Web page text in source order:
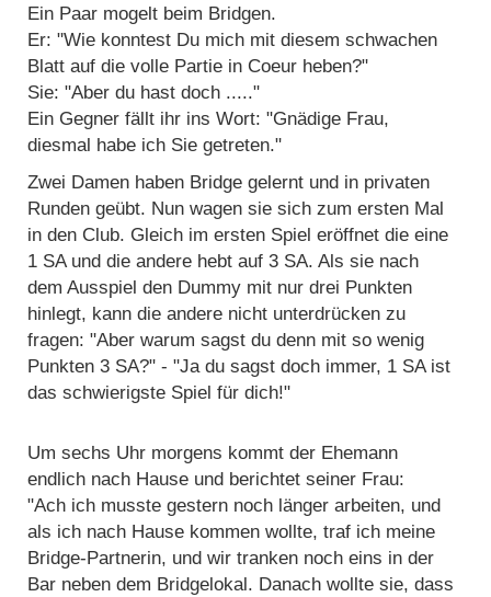
Ein Paar mogelt beim Bridgen.
Er: "Wie konntest Du mich mit diesem schwachen
Blatt auf die volle Partie in Coeur heben?"
Sie: "Aber du hast doch ....."
Ein Gegner fällt ihr ins Wort: "Gnädige Frau,
diesmal habe ich Sie getreten."
Zwei Damen haben Bridge gelernt und in privaten
Runden geübt. Nun wagen sie sich zum ersten Mal
in den Club. Gleich im ersten Spiel eröffnet die eine
1 SA und die andere hebt auf 3 SA. Als sie nach
dem Ausspiel den Dummy mit nur drei Punkten
hinlegt, kann die andere nicht unterdrücken zu
fragen: "Aber warum sagst du denn mit so wenig
Punkten 3 SA?" - "Ja du sagst doch immer, 1 SA ist
das schwierigste Spiel für dich!"
Um sechs Uhr morgens kommt der Ehemann
endlich nach Hause und berichtet seiner Frau:
"Ach ich musste gestern noch länger arbeiten, und
als ich nach Hause kommen wollte, traf ich meine
Bridge-Partnerin, und wir tranken noch eins in der
Bar neben dem Bridgelokal. Danach wollte sie, dass